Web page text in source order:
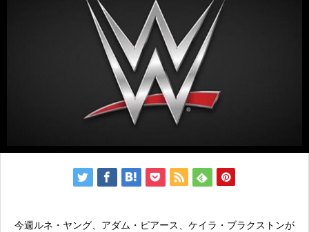
今週ルネ・ヤング、アダム・ピアース、ケイラ・ブラクストンが